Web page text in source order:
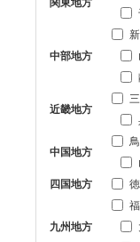
中部地方
近畿地方
中国地方
四国地方
九州地方